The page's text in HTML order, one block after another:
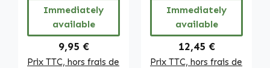
plus | Warnke
Vitalstoffe
Immediately
available
Regular price:
9,95 €
Prix TTC, hors frais de
peau, le système
immunitaire etc. |
Warnke
Vitalstoffe
Immediately
available
Regular price:
12,45 €
Prix TTC, hors frais de